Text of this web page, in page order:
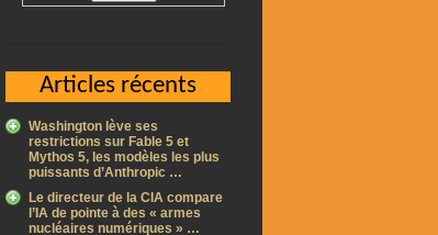
Articles récents
Washington lève ses
restrictions sur Fable 5 et
Mythos 5, les modèles les plus
puissants d’Anthropic …
Le directeur de la CIA compare
l’IA de pointe à des « armes
nucléaires numériques » …